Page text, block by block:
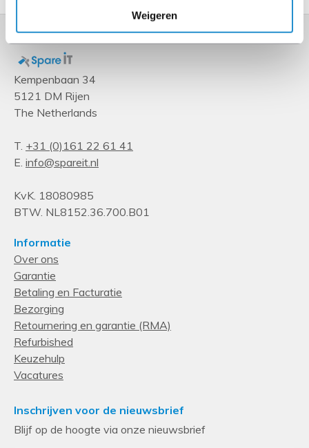
Weigeren
Kempenbaan 34
5121 DM Rijen
The Netherlands
T. +31 (0)161 22 61 41
E. info@spareit.nl
KvK. 18080985
BTW. NL8152.36.700.B01
Informatie
Over ons
Garantie
Betaling en Facturatie
Bezorging
Retournering en garantie (RMA)
Refurbished
Keuzehulp
Vacatures
Inschrijven voor de nieuwsbrief
Blijf op de hoogte via onze nieuwsbrief